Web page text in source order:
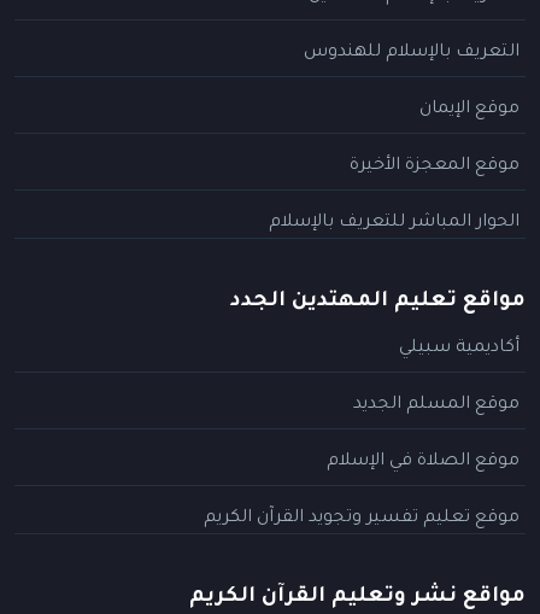
التعريف بالإسلام للهندوس
موقع الإيمان
موقع المعجزة الأخيرة
الحوار المباشر للتعريف بالإسلام
مواقع تعليم المهتدين الجدد
أكاديمية سبيلي
موقع المسلم الجديد
موقع الصلاة في الإسلام
موقع تعليم تفسير وتجويد القرآن الكريم
مواقع نشر وتعليم القرآن الكريم